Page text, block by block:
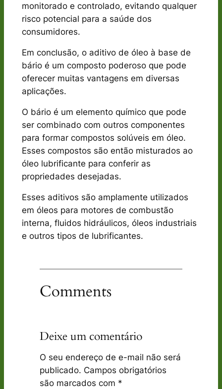
monitorado e controlado, evitando qualquer
risco potencial para a saúde dos
consumidores.
Em conclusão, o aditivo de óleo à base de
bário é um composto poderoso que pode
oferecer muitas vantagens em diversas
aplicações.
O bário é um elemento químico que pode
ser combinado com outros componentes
para formar compostos solúveis em óleo.
Esses compostos são então misturados ao
óleo lubrificante para conferir as
propriedades desejadas.
Esses aditivos são amplamente utilizados
em óleos para motores de combustão
interna, fluidos hidráulicos, óleos industriais
e outros tipos de lubrificantes.
Comments
Deixe um comentário
O seu endereço de e-mail não será
publicado. Campos obrigatórios
são marcados com *